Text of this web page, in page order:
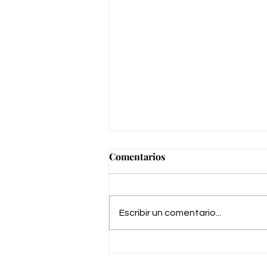
Comentarios
Escribir un comentario...